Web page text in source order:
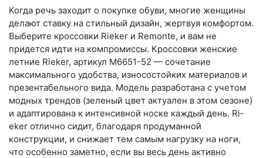
Когда речь заходит о покупке обуви, многие женщины
делают ставку на стильный дизайн, жертвуя комфортом.
Выберите крос­совки Rieker и Remonte, и вам не
придется идти на компромиссы. Кроссовки женские
летние Rieker, артикул M6651-52 — сочетание
максимального удобства, износостойких материалов и
презентабельного вида. Модель разработана с учетом
модных трендов (зе­леный цвет актуален в этом сезоне)
и адаптирована к интенсивной носке каждый день. Ri­
eker отлично сидит, благодаря продуманной
конструкции, и снижает тем самым нагрузку на ноги,
что особенно заметно, если вы весь день активно